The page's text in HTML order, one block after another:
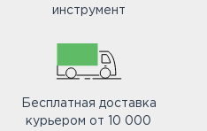
инструмент
Бесплатная доставка
курьером от 10 000